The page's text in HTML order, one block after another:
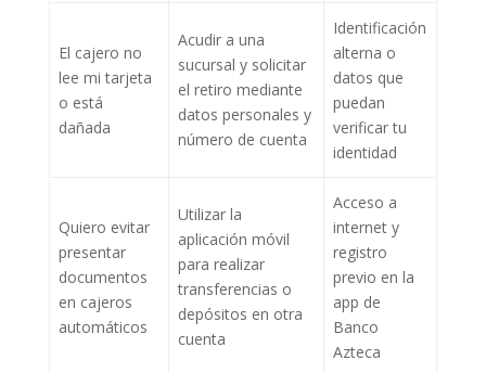
El cajero no
lee mi tarjeta
o está
dañada
Acudir a una
sucursal y solicitar
el retiro mediante
datos personales y
número de cuenta
Identificación
alterna o
datos que
puedan
verificar tu
identidad
Quiero evitar
presentar
documentos
en cajeros
automáticos
Utilizar la
aplicación móvil
para realizar
transferencias o
depósitos en otra
cuenta
Acceso a
internet y
registro
previo en la
app de
Banco
Azteca